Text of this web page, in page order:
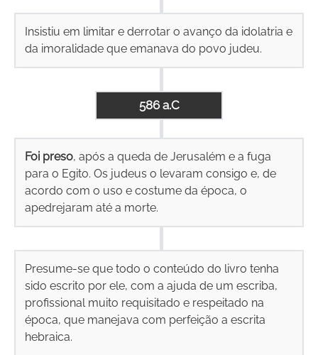
Insistiu em limitar e derrotar o avanço da idolatria e
da imoralidade que emanava do povo judeu.
586 a.C
Foi preso, após a queda de Jerusalém e a fuga
para o Egito. Os judeus o levaram consigo e, de
acordo com o uso e costume da época, o
apedrejaram até a morte.
Presume-se que todo o conteúdo do livro tenha
sido escrito por ele, com a ajuda de um escriba,
profissional muito requisitado e respeitado na
época, que manejava com perfeição a escrita
hebraica.